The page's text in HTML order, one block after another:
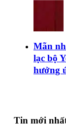
Mãn
lạc bộ
hưởng
Tin mới